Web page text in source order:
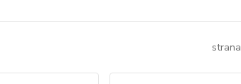
strana